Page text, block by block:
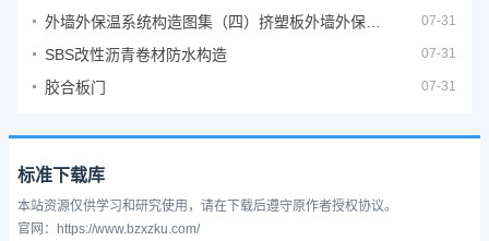
07-31
SBS改性沥青卷材防水构造 07-31
胶合板门 07-31
标准下载库
本站资源仅供学习和研究使用，请在下载后遵守原作者授权协议。
官网：https://www.bzxzku.com/